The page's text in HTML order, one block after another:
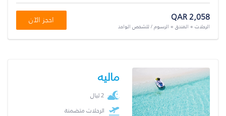
QAR 2,058
الرحلات + الفندق + الرسوم / للشخص الواحد
احجز الآن
ماليه
2 ليال
الرحلات متضمنة